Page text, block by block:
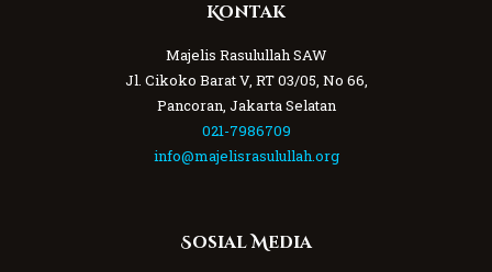
Kontak
Majelis Rasulullah SAW
Jl. Cikoko Barat V, RT 03/05, No 66,
Pancoran, Jakarta Selatan
021-7986709
info@majelisrasulullah.org
Sosial Media